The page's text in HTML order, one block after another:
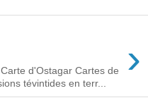
›
d'Ostagar Cartes de
tévintides en terr...